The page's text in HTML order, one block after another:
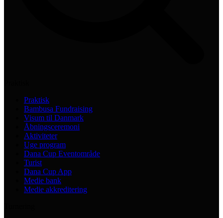
Praktisk
Bambusa Fundraising
Visum til Danmark
Åbningsceremoni
Aktiviteter
Uge program
Dana Cup Eventområde
Turist
Dana Cup App
Medie bank
Medie akkreditering